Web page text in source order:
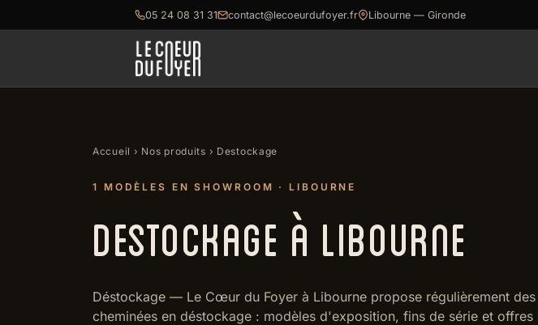
05 24 08 31 31 contact@lecoeurdufoyer.fr Libourne — Gironde
Accueil › Nos produits › Destockage
1 MODÈLES EN SHOWROOM · LIBOURNE
DESTOCKAGE À LIBOURNE
Déstockage — Le Cœur du Foyer à Libourne propose régulièrement
cheminées en déstockage : modèles d'exposition, fins de série et